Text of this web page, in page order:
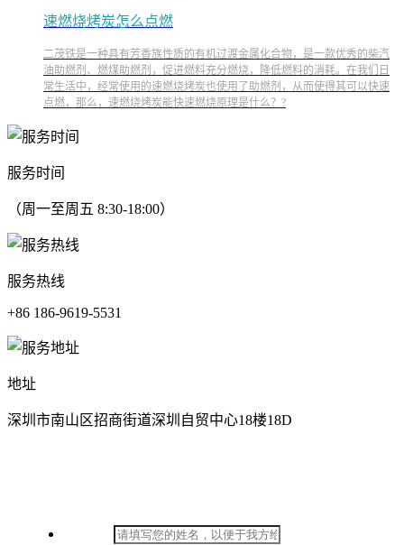
速燃烧烤炭怎么点燃
二茂铁是一种具有芳香族性质的有机过渡金属化合物，是一款优秀的柴汽
油助燃剂、燃煤助燃剂，促进燃料充分燃烧，降低燃料的消耗。在我们日
常生活中，经常使用的速燃烧烤炭也使用了助燃剂，从而使得其可以快速
点燃，那么，速燃烧烤炭能快速燃烧原理是什么？?
服务时间
（周一至周五 8:30-18:00）
服务热线
+86 186-9619-5531
地址
深圳市南山区招商街道深圳自贸中心18楼18D